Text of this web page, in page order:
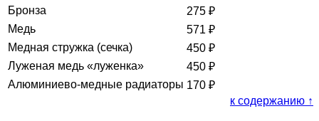
Бронза
275 ₽
Медь
571 ₽
Медная стружка (сечка)
450 ₽
Луженая медь «луженка»
450 ₽
Алюминиево-медные радиаторы 170 ₽
к содержанию ↑